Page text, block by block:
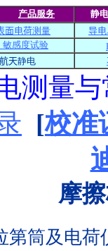
产品服务
静
面电荷测量 导
敏感度试验
航天静电
测量
[校准
摩
第筒及电